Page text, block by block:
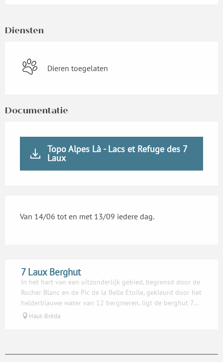
Diensten
Dieren toegelaten
Documentatie
Topo Alpes Là - Lacs et Refuge des 7
Laux
Van 14/06 tot en met 13/09 iedere dag.
7 Laux Berghut
In het hart van een uitzonderlijk gebied, begrensd door de
Rocher Blanc en de Pic de la Belle Etoile, gekleurd door het
helderblauwe water van 12 bergmeren, ligt de berghut 7...
Haut-Bréda